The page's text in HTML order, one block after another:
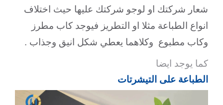
شعار شركتك او لوجو شركتك عليها حيث اختلاف
انواع الطباعة مثلا او التطريز فيوجد كاب مطرز
وكاب مطبوع وكلاهما يعطي شكل انيق وجذاب .
كما يوجد ايضا
الطباعة على التيشرتات